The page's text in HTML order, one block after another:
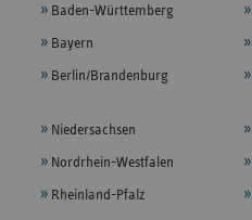
Baden-Württemberg
Bayern
Berlin/Brandenburg
Niedersachsen
Nordrhein-Westfalen
Rheinland-Pfalz